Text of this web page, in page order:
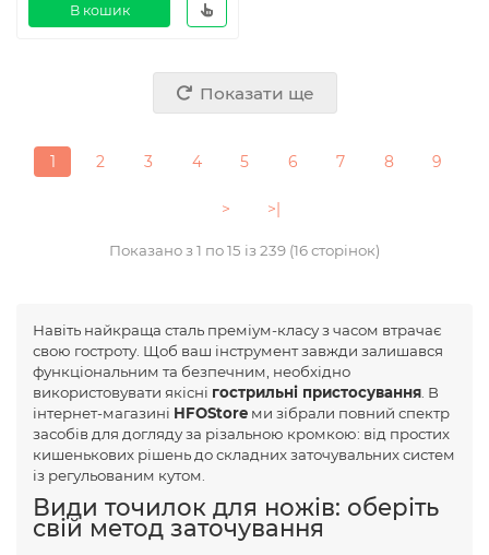
В кошик
Показати ще
1 2 3 4 5 6 7 8 9
> >|
Показано з 1 по 15 із 239 (16 сторінок)
Навіть найкраща сталь преміум-класу з часом втрачає
свою гостроту. Щоб ваш інструмент завжди залишався
функціональним та безпечним, необхідно
використовувати якісні гострильні пристосування. В
інтернет-магазині HFOStore ми зібрали повний спектр
засобів для догляду за різальною кромкою: від простих
кишенькових рішень до складних заточувальних систем
із регульованим кутом.
Види точилок для ножів: оберіть
свій метод заточування